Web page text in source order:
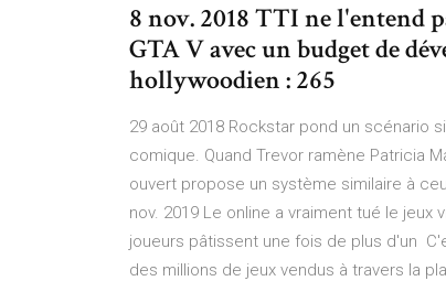
8 nov. 2018 TTI ne l'entend
GTA V avec un budget de
hollywoodien : 265
29 août 2018 Rockstar pond un scénario
comique. Quand Trevor ramène Patricia
ouvert propose un système similaire à
nov. 2019 Le online a vraiment tué le
joueurs pâtissent une fois de plus d'un
des millions de jeux vendus à travers la